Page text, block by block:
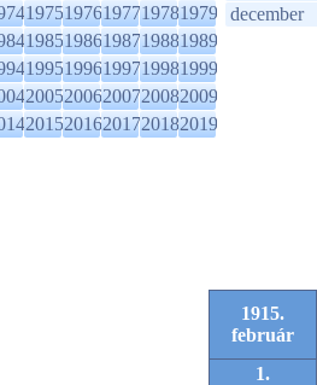
19751976197719781979
19851986198719881989
19951996199719981999
20052006200720082009
20152016201720182019
december
1915.
február
1.